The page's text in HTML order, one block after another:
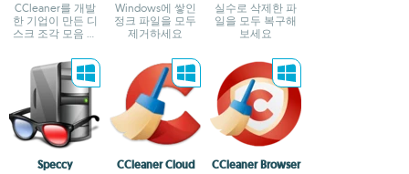
CCleaner를 개발
한 기업이 만든 디
스크 조각 모음 도
Windows에 쌓인
정크 파일을 모두
제거하세요
실수로 삭제한 파
일을 모두 복구해
보세요
Speccy CCleaner Cloud CCleaner Browser